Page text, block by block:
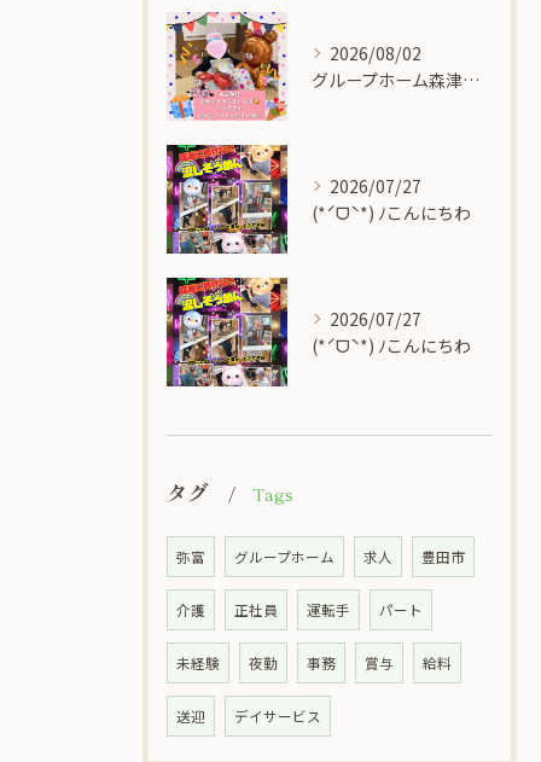
2026/08/02
グループホーム森津の里
2026/07/27
(*ˊᗜˋ*) ﾉこんにちわ
2026/07/27
(*ˊᗜˋ*) ﾉこんにちわ
タグ Tags
弥富 グループホーム 求人 豊田市
介護 正社員 運転手 パート
未経験 夜勤 事務 賞与 給料
送迎 デイサービス